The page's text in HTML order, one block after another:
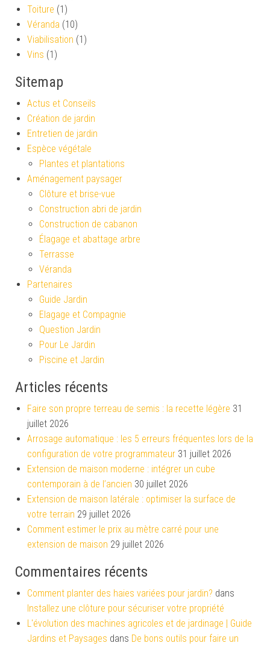
Toiture (1)
Véranda (10)
Viabilisation (1)
Vins (1)
Sitemap
Actus et Conseils
Création de jardin
Entretien de jardin
Espèce végétale
Plantes et plantations
Aménagement paysager
Clôture et brise-vue
Construction abri de jardin
Construction de cabanon
Élagage et abattage arbre
Terrasse
Véranda
Partenaires
Guide Jardin
Elagage et Compagnie
Question Jardin
Pour Le Jardin
Piscine et Jardin
Articles récents
Faire son propre terreau de semis : la recette légère 31
juillet 2026
Arrosage automatique : les 5 erreurs fréquentes lors de la
configuration de votre programmateur 31 juillet 2026
Extension de maison moderne : intégrer un cube
contemporain à de l’ancien 30 juillet 2026
Extension de maison latérale : optimiser la surface de
votre terrain 29 juillet 2026
Comment estimer le prix au mètre carré pour une
extension de maison 29 juillet 2026
Commentaires récents
Comment planter des haies variées pour jardin? dans
Installez une clôture pour sécuriser votre propriété
L'évolution des machines agricoles et de jardinage | Guide
Jardins et Paysages dans De bons outils pour faire un